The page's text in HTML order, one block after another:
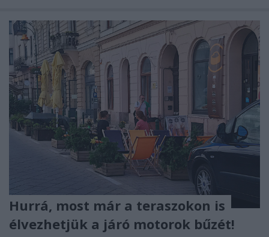
Hurrá, most már a teraszokon is
élvezhetjük a járó motorok bűzét!